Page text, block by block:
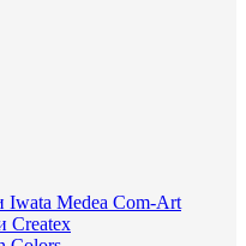
Iwata Medea Com-Art
Createx